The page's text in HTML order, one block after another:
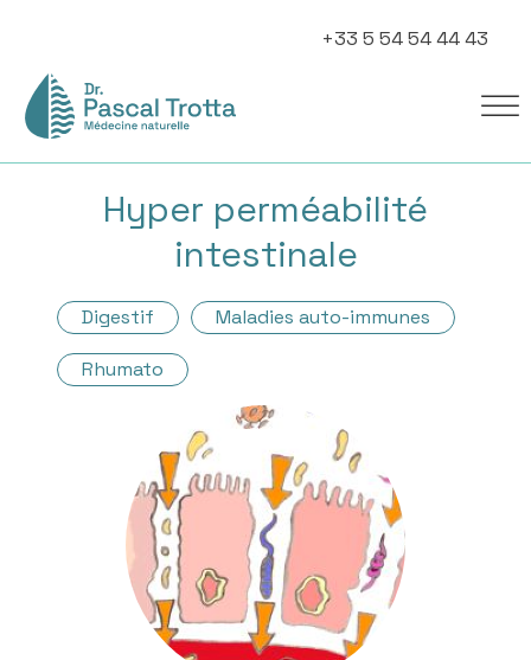
+33 5 54 54 44 43
Hyper perméabilité
intestinale
Digestif Maladies auto-immunes
Rhumato